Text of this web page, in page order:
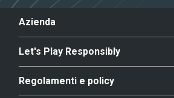
Azienda
Let's Play Responsibly
Regolamenti e policy